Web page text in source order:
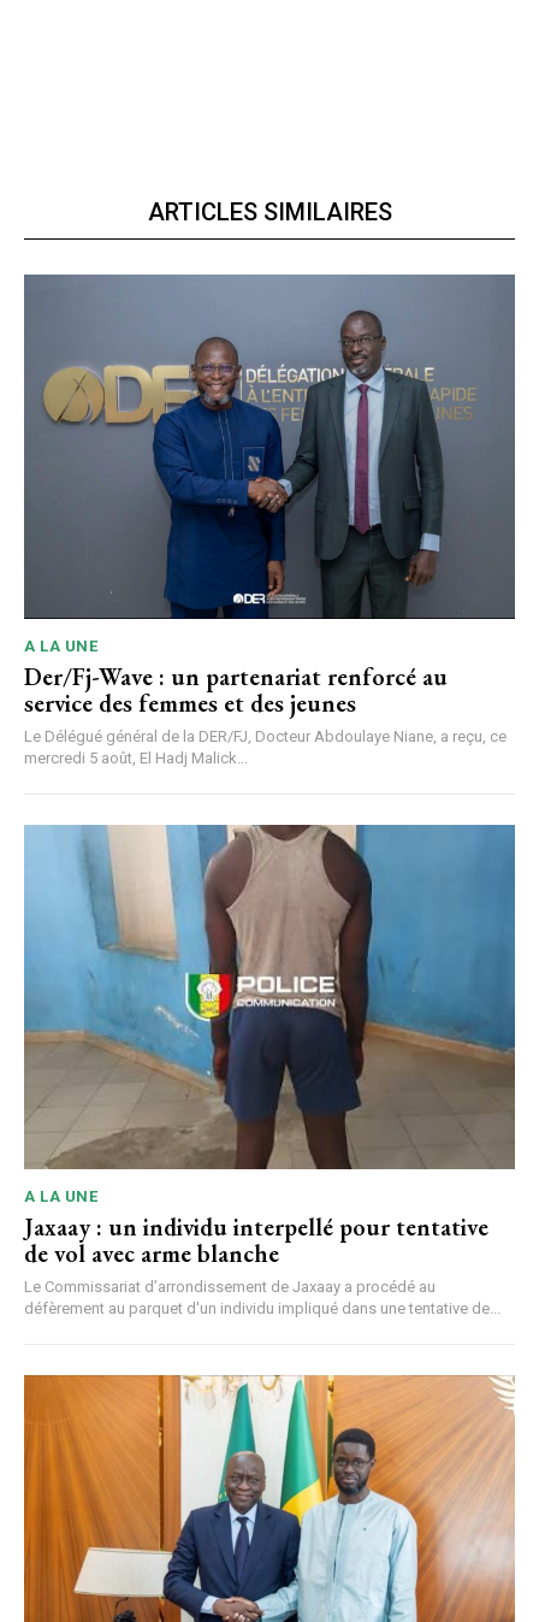
ARTICLES SIMILAIRES
A LA UNE
Der/Fj-Wave : un partenariat renforcé au
service des femmes et des jeunes
Le Délégué général de la DER/FJ, Docteur Abdoulaye Niane, a reçu, ce
mercredi 5 août, El Hadj Malick...
A LA UNE
Jaxaay : un individu interpellé pour tentative
de vol avec arme blanche
Le Commissariat d’arrondissement de Jaxaay a procédé au
défèrement au parquet d'un individu impliqué dans une tentative de...